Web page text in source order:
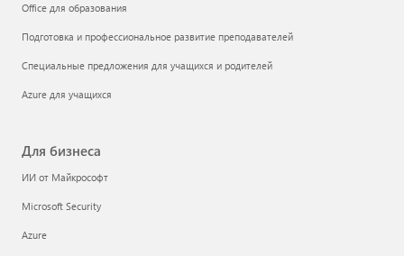
Office для образования
Подготовка и профессиональное развитие преподавателей
Специальные предложения для учащихся и родителей
Azure для учащихся
Для бизнеса
ИИ от Майкрософт
Microsoft Security
Azure